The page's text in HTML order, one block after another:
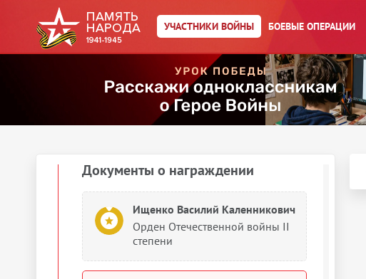
УЧАСТНИКИ ВОЙНЫ БОЕВЫЕ ОПЕРАЦИИ
Орден Красного Знамени
Ищенко Василий Каленикович|
Каленникович|Калиникович
Медаль «За оборону
Ленинграда»
Документы о награждении
Ищенко Василий Каленникович
Орден Отечественной войны II
степени